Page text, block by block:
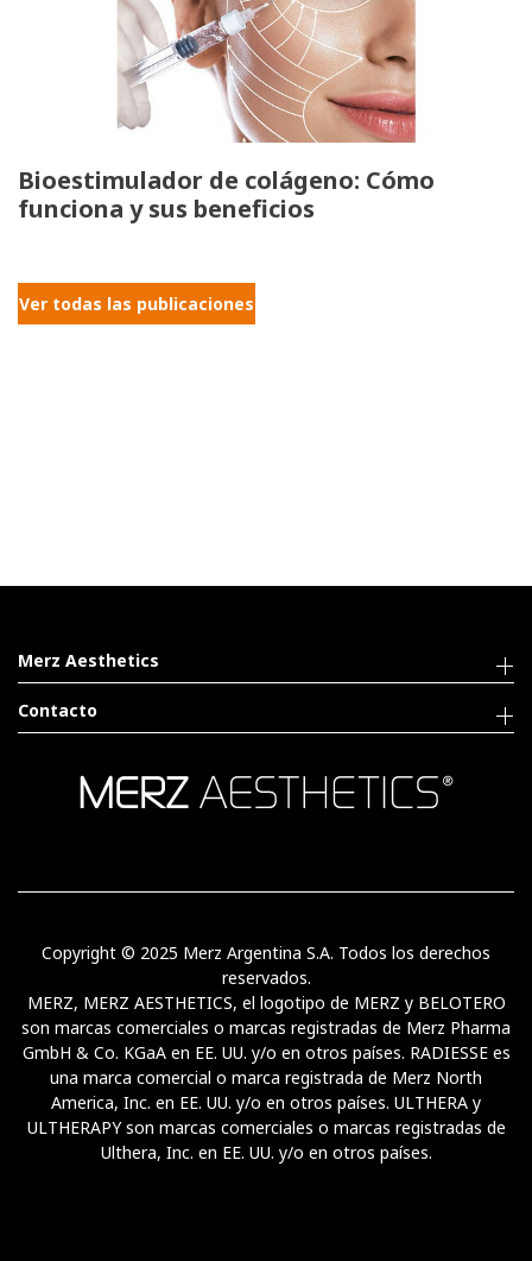
Bioestimulador de colágeno: Cómo
funciona y sus beneficios
Ver todas las publicaciones
Merz Aesthetics
Contacto
Copyright © 2025 Merz Argentina S.A. Todos los derechos
reservados.
MERZ, MERZ AESTHETICS, el logotipo de MERZ y BELOTERO
son marcas comerciales o marcas registradas de Merz Pharma
GmbH & Co. KGaA en EE. UU. y/o en otros países. RADIESSE es
una marca comercial o marca registrada de Merz North
America, Inc. en EE. UU. y/o en otros países. ULTHERA y
ULTHERAPY son marcas comerciales o marcas registradas de
Ulthera, Inc. en EE. UU. y/o en otros países.